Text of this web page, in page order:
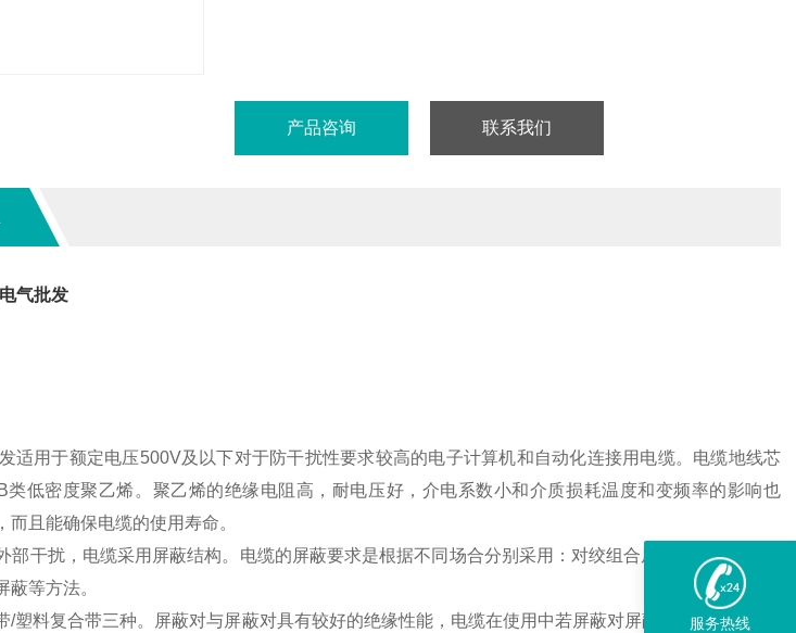
产品咨询 联系我们
气批发
适用于额定电压500V及以下对于防干扰性要求较高的电子计算机和自动化连接用电缆。电缆地线芯
低密度聚乙烯。聚乙烯的绝缘电阻高，耐电压好，介电系数小和介质损耗温度和变频率的影响也
且能确保电缆的使用寿命。
干扰，电缆采用屏蔽结构。电缆的屏蔽要求是根据不同场合分别采用：对绞组合屏蔽、对绞组成电
等方法。
料复合带三种。屏蔽对与屏蔽对具有较好的绝缘性能，电缆在使用中若屏蔽对屏蔽对之间出现电位
服务热线